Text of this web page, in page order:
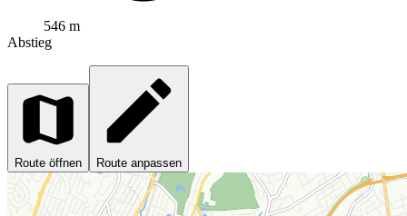
546 m
Abstieg
Route öffnen Route anpassen